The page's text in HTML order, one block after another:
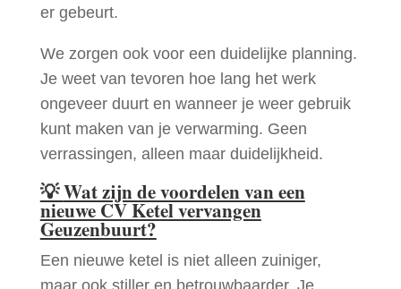
er gebeurt.
We zorgen ook voor een duidelijke planning.
Je weet van tevoren hoe lang het werk
ongeveer duurt en wanneer je weer gebruik
kunt maken van je verwarming. Geen
verrassingen, alleen maar duidelijkheid.
💡Wat zijn de voordelen van een
nieuwe CV Ketel vervangen
Geuzenbuurt?
Een nieuwe ketel is niet alleen zuiniger,
maar ook stiller en betrouwbaarder. Je